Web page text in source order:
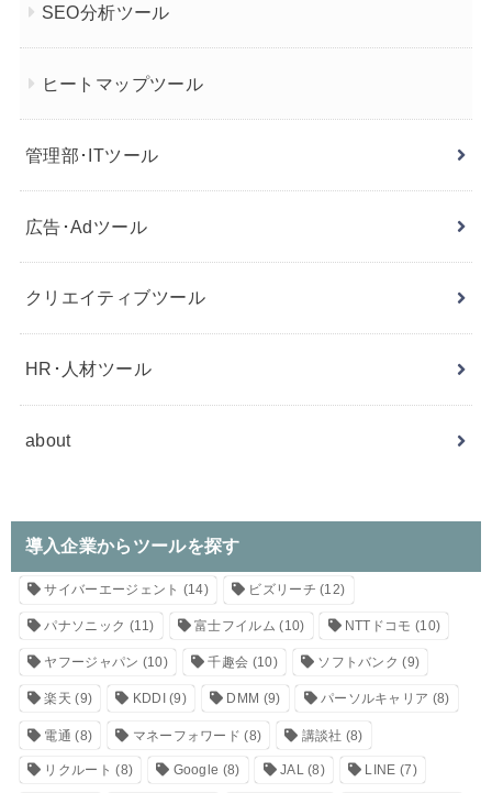
SEO分析ツール
ヒートマップツール
管理部･ITツール
広告･Adツール
クリエイティブツール
HR･人材ツール
about
導入企業からツールを探す
サイバーエージェント (14) ビズリーチ (12)
パナソニック (11) 富士フイルム (10) NTTドコモ (10)
ヤフージャパン (10) 千趣会 (10) ソフトバンク (9)
楽天 (9) KDDI (9) DMM (9) パーソルキャリア (8)
電通 (8) マネーフォワード (8) 講談社 (8)
リクルート (8) Google (8) JAL(8) LINE (7)